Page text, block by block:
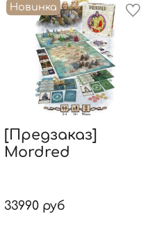
Новинка
[Предзаказ]
Mordred
33990 руб